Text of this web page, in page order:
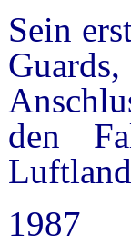
Sein
den
1987